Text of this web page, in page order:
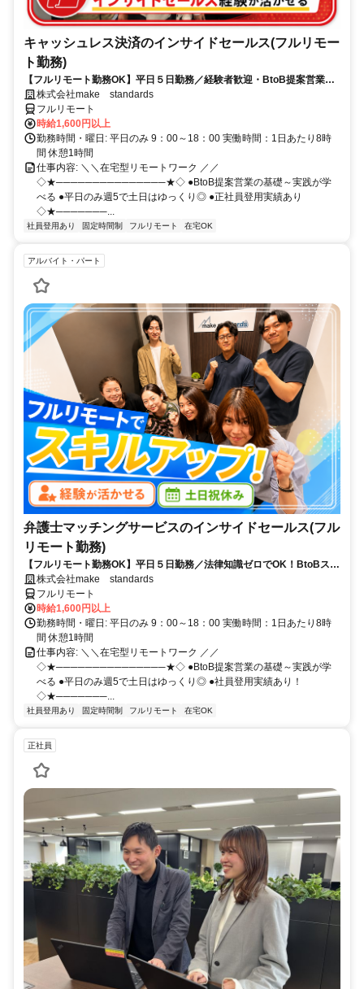
キャッシュレス決済のインサイドセールス(フルリモー
ト勤務)
【フルリモート勤務OK】平日５日勤務／経験者歓迎・BtoB提案営業で
スキルアップ
株式会社make standards
フルリモート
時給1,600円以上
勤務時間・曜日: 平日のみ 9：00～18：00 実働時間：1日あたり8時
間 休憩1時間
仕事内容: ＼＼在宅型リモートワーク ／／
◇★───────────────★◇ ●BtoB提案営業の基礎～実践が学
べる ●平日のみ週5で土日はゆっくり◎ ●正社員登用実績あり
◇★───────...
社員登用あり 固定時間制 フルリモート 在宅OK
アルバイト・パート
弁護士マッチングサービスのインサイドセールス(フル
リモート勤務)
【フルリモート勤務OK】平日５日勤務／法律知識ゼロでOK！BtoBスキ
ルが身につく営業職
株式会社make standards
フルリモート
時給1,600円以上
勤務時間・曜日: 平日のみ 9：00～18：00 実働時間：1日あたり8時
間 休憩1時間
仕事内容: ＼＼在宅型リモートワーク ／／
◇★───────────────★◇ ●BtoB提案営業の基礎～実践が学
べる ●平日のみ週5で土日はゆっくり◎ ●社員登用実績あり！
◇★───────...
社員登用あり 固定時間制 フルリモート 在宅OK
正社員